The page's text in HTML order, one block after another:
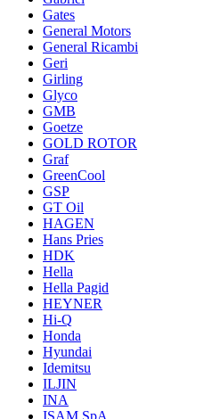
Gates
General Motors
General Ricambi
Geri
Girling
Glyco
GMB
Goetze
GOLD ROTOR
Graf
GreenCool
GSP
GT Oil
HAGEN
Hans Pries
HDK
Hella
Hella Pagid
HEYNER
Hi-Q
Honda
Hyundai
Idemitsu
ILJIN
INA
ISAM SpA